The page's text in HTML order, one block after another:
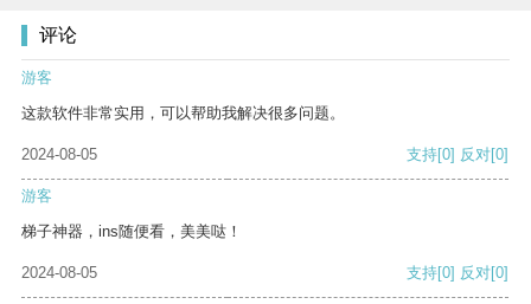
评论
游客
这款软件非常实用，可以帮助我解决很多问题。
2024-08-05 支持[0] 反对[0]
游客
梯子神器，ins随便看，美美哒！
2024-08-05 支持[0] 反对[0]